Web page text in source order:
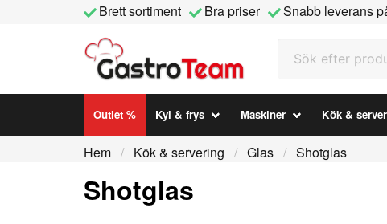
Brett sortiment Bra priser
Snabb leverans
Outlet % Kyl & frys Maskiner Kök &
Hem Kök & servering Glas Shotglas
Shotglas